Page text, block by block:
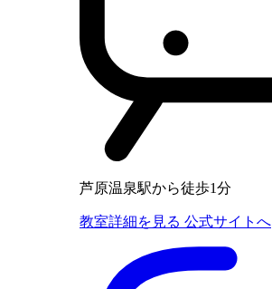
芦原温泉駅から徒歩1分
教室詳細を見る 公式サイトへ